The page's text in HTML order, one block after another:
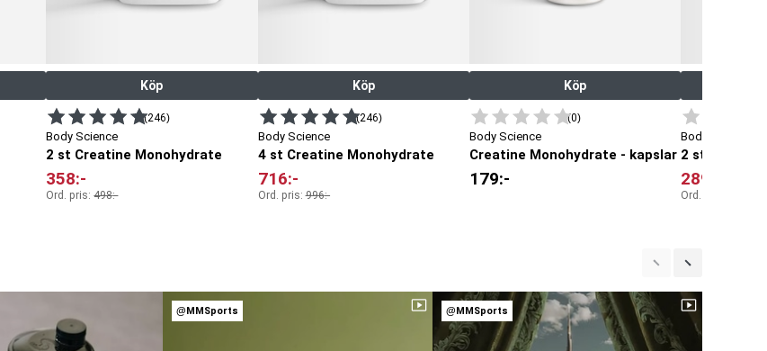
Köp
(246)
Body Science
2 st Creatine Monohydrate
358:-
Ord. pris:498:-
Köp
(246)
Body Science
4 st Creatine Monohydrate
716:-
Ord. pris:996:-
Köp
(0)
Body Science
Creatine Monohydrate - kapslar
179:-
Body Science
289
Ord. pris:
@MMSports @MMSports